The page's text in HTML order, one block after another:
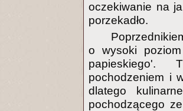
oczekiwanie na
porzekadło.
o wysoki
papieskiego'.
pochodzeniem i
dlatego
pochodzącego